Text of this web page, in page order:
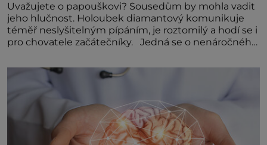
Uvažujete o papouškovi? Sousedům by mohla vadit
jeho hlučnost. Holoubek diamantový komunikuje
téměř neslyšitelným pípáním, je roztomilý a hodí se i
pro chovatele začátečníky. Jedná se o nenáročného
Hodně času tráví na zemi, kde sbírá zbytky semínek
Jeho domovinou je prakticky celá Austrálie s
výjimkou pobřežní oblasti.